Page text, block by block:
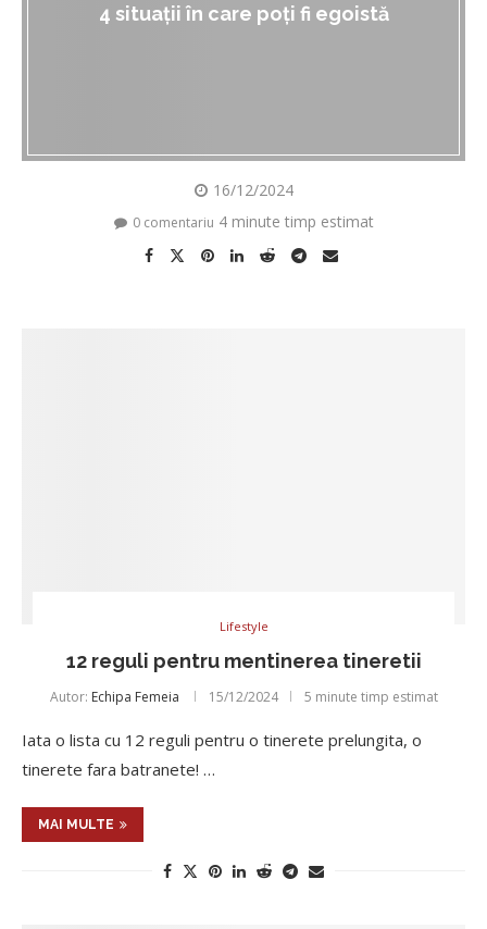
4 situații în care poți fi egoistă
16/12/2024
0 comentariu 4 minute timp estimat
Lifestyle
12 reguli pentru mentinerea tineretii
Autor: Echipa Femeia 15/12/2024 5 minute timp estimat
Iata o lista cu 12 reguli pentru o tinerete prelungita, o
tinerete fara batranete! …
MAI MULTE